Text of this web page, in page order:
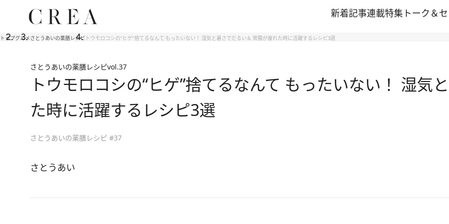
新着記事連載特集 トーク＆
トップグルメさとうあいの薬膳レシピ トウモロコシの“ヒゲ”捨てるなんて もったいない！ 湿気と暑さでだるい＆ 胃腸が疲れた時に活躍するレシピ3選
さとうあいの薬膳レシピvol.37
トウモロコシの“ヒゲ”捨てるなんて もったいない！ 湿気
た時に活躍するレシピ3選
さとうあいの薬膳レシピ #37
さとうあい